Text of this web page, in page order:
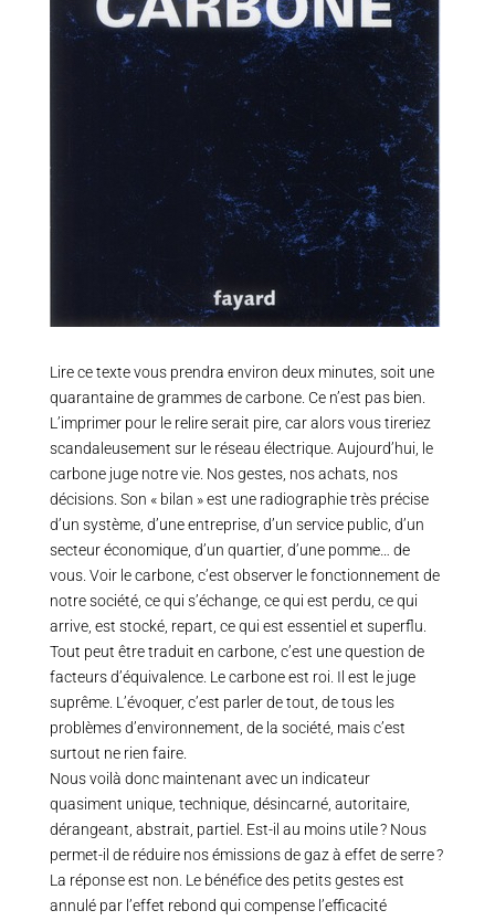
Lire ce texte vous prendra environ deux minutes, soit une
quarantaine de grammes de carbone. Ce n’est pas bien.
L’imprimer pour le relire serait pire, car alors vous tireriez
scandaleusement sur le réseau électrique. Aujourd’hui, le
carbone juge notre vie. Nos gestes, nos achats, nos
décisions. Son « bilan » est une radiographie très précise
d’un système, d’une entreprise, d’un service public, d’un
secteur économique, d’un quartier, d’une pomme… de
vous. Voir le carbone, c’est observer le fonctionnement de
notre société, ce qui s’échange, ce qui est perdu, ce qui
arrive, est stocké, repart, ce qui est essentiel et superflu.
Tout peut être traduit en carbone, c’est une question de
facteurs d’équivalence. Le carbone est roi. Il est le juge
suprême. L’évoquer, c’est parler de tout, de tous les
problèmes d’environnement, de la société, mais c’est
surtout ne rien faire.
Nous voilà donc maintenant avec un indicateur
quasiment unique, technique, désincarné, autoritaire,
dérangeant, abstrait, partiel. Est-il au moins utile ? Nous
permet-il de réduire nos émissions de gaz à effet de serre ?
La réponse est non. Le bénéfice des petits gestes est
annulé par l’effet rebond qui compense l’efficacité